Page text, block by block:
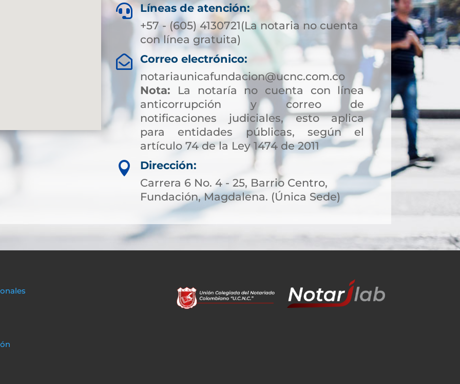
 Líneas de atención:
+57 - (605) 4130721(La notaria no cuenta
con línea gratuita)

Correo electrónico:
notariaunicafundacion@ucnc.com.co
Nota: La notaría no cuenta con línea
anticorrupción y correo de
notificaciones judiciales, esto aplica
para entidades públicas, según el
artículo 74 de la Ley 1474 de 2011

Dirección:
Carrera 6 No. 4 - 25, Barrio Centro,
Fundación, Magdalena. (Única Sede)